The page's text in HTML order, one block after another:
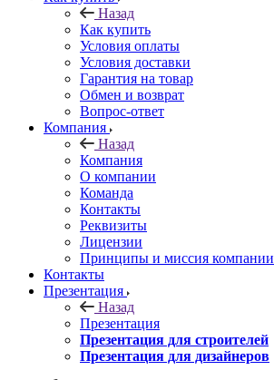
Назад
Как купить
Условия оплаты
Условия доставки
Гарантия на товар
Обмен и возврат
Вопрос-ответ
Компания
Назад
Компания
О компании
Команда
Контакты
Реквизиты
Лицензии
Принципы и миссия компании
Контакты
Презентация
Назад
Презентация
Презентация для строителей
Презентация для дизайнеров